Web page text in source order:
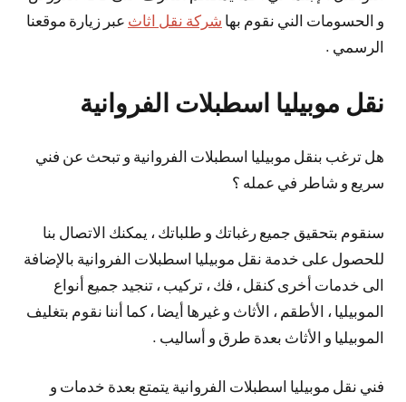
و الحسومات الني نقوم بها شركة نقل اثاث عبر زيارة موقعنا
الرسمي .
نقل موبيليا اسطبلات الفروانية
هل ترغب بنقل موبيليا اسطبلات الفروانية و تبحث عن فني
سريع و شاطر في عمله ؟
سنقوم بتحقيق جميع رغباتك و طلباتك ، يمكنك الاتصال بنا
للحصول على خدمة نقل موبيليا اسطبلات الفروانية بالإضافة
الى خدمات أخرى كنقل ، فك ، تركيب ، تنجيد جميع أنواع
الموبيليا ، الأطقم ، الأثاث و غيرها أيضا ، كما أننا نقوم بتغليف
الموبيليا و الأثاث بعدة طرق و أساليب .
فني نقل موبيليا اسطبلات الفروانية يتمتع بعدة خدمات و